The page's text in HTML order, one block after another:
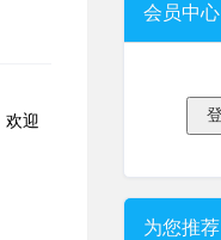
欢迎
会员中心
为您推荐